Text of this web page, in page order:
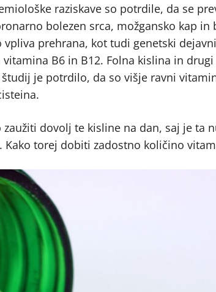
raziskave so potrdile, da se
bolezen srca, možgansko kap
prehrana, kot tudi genetski
B6 in B12. Folna kislina in
je potrdilo, da so višje ravni
dovolj te kisline na dan, saj je ta
torej dobiti zadostno količino